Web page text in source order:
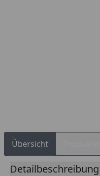
Übersicht
Detailbeschreibung